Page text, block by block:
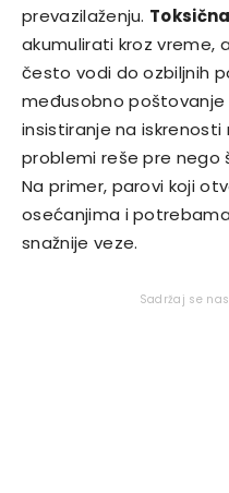
prevazilaženju.
akumulirati kroz vreme,
često vodi do ozbiljnih
međusobno
insistiranje na
problemi reše pre
Na primer, parovi koji
osećanjima i
snažnije veze.
Sadržaj se